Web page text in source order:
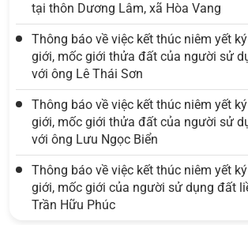
tại thôn Dương Lâm, xã Hòa Vang
Thông báo về việc kết thúc niêm yết
giới, mốc giới thửa đất của người sử
với ông Lê Thái Sơn
Thông báo về việc kết thúc niêm yết
giới, mốc giới thửa đất của người sử
với ông Lưu Ngọc Biển
Thông báo về việc kết thúc niêm yết
giới, mốc giới của người sử dụng đất
Trần Hữu Phúc